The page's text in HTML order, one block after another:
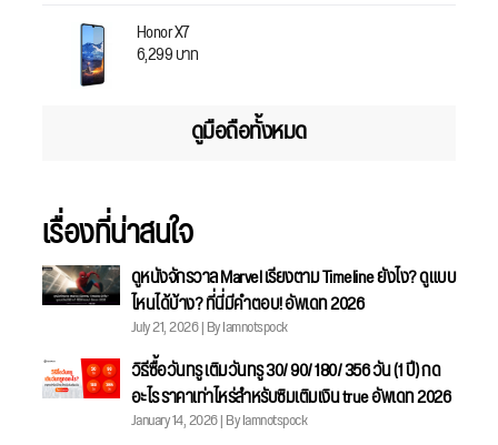
Honor X7
6,299 บาท
ดูมือถือทั้งหมด
เรื่องที่น่าสนใจ
ดูหนังจักรวาล Marvel เรียงตาม Timeline ยังไง? ดูแบบ
ไหนได้บ้าง? ที่นี่มีคำตอบ! อัพเดท 2026
July 21, 2026 | By Iamnotspock
วิธีซื้อวันทรู เติมวันทรู 30/ 90/ 180/ 356 วัน (1 ปี) กด
อะไร ราคาเท่าไหร่สำหรับซิมเติมเงิน true อัพเดท 2026
January 14, 2026 | By Iamnotspock